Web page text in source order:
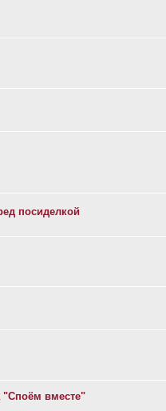
посиделкой
"Споём вместе"